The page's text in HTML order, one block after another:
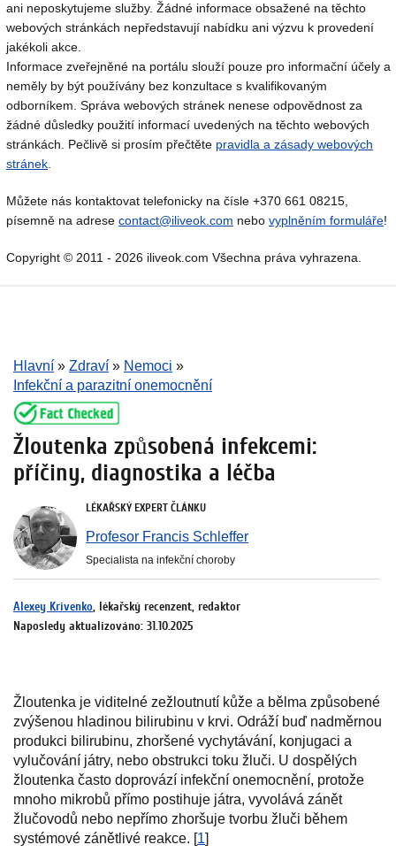
ani neposkytujeme služby. Žádné informace obsažené na těchto
webových stránkách nepředstavují nabídku ani výzvu k provedení
jakékoli akce.
Informace zveřejněné na portálu slouží pouze pro informační účely a
neměly by být používány bez konzultace s kvalifikovaným
odborníkem. Správa webových stránek nenese odpovědnost za
žádné důsledky použití informací uvedených na těchto webových
stránkách. Pečlivě si prosím přečtěte pravidla a zásady webových
stránek
Můžete nás kontaktovat telefonicky na čísle +370 661 08215,
písemně na adrese contact@iliveok.com nebo vyplněním formuláře!
Copyright © 2011 - 2026 iliveok.com Všechna práva vyhrazena.
Hlavní » Zdraví » Nemoci »
Infekční a parazitní onemocnění
Žloutenka způsobená infekcemi:
příčiny, diagnostika a léčba
LÉKAŘSKÝ EXPERT ČLÁNKU
Profesor Francis Schleffer
Specialista na infekční choroby
Alexey Krivenko, lékařský recenzent, redaktor
Naposledy aktualizováno: 31.10.2025
Žloutenka je viditelné zežloutnutí kůže a bělma způsobené
zvýšenou hladinou bilirubinu v krvi. Odráží buď nadměrnou
produkci bilirubinu, zhoršené vychytávání, konjugaci a
vylučování játry, nebo obstrukci toku žluči. U dospělých
žloutenka často doprovází infekční onemocnění, protože
mnoho mikrobů přímo postihuje játra, vyvolává zánět
žlučovodů nebo nepřímo zhoršuje tvorbu žluči během
systémové zánětlivé reakce. [1]